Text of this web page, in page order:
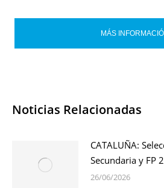
MÁS
Noticias Relacionadas
CATALUÑA:
Secundaria y FP
26/06/2026